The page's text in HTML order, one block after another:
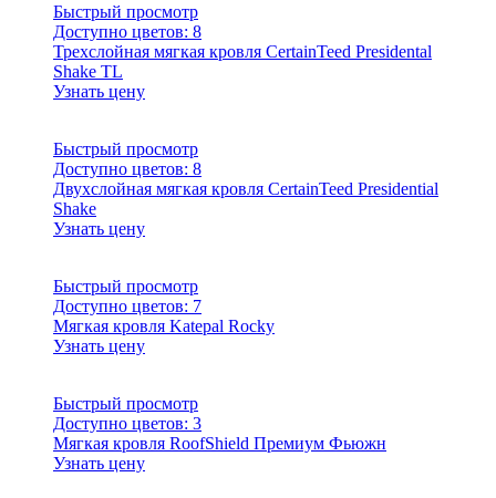
Быстрый просмотр
Доступно цветов: 8
Трехслойная мягкая кровля CertainTeed Presidental
Shake TL
Узнать цену
Быстрый просмотр
Доступно цветов: 8
Двухслойная мягкая кровля CertainTeed Presidential
Shake
Узнать цену
Быстрый просмотр
Доступно цветов: 7
Мягкая кровля Katepal Rocky
Узнать цену
Быстрый просмотр
Доступно цветов: 3
Мягкая кровля RoofShield Премиум Фьюжн
Узнать цену